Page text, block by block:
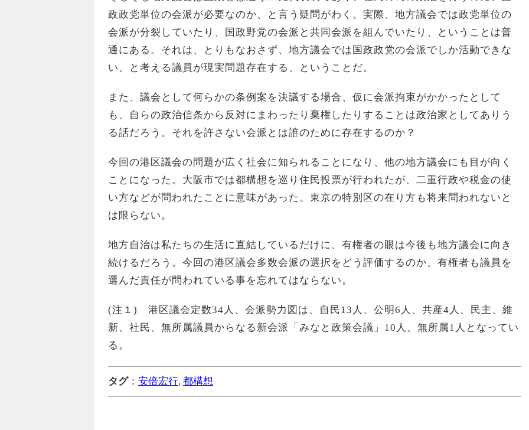
政政党単位の会派が必要なのか、と言う疑問がわく。実際、地方議会では政党単位の
会派が分裂していたり、国政野党の会派と共同会派を組んでいたり、ということは普
通にある。それは、とりもなおさず、地方議会では国政政党の会派でしか活動できな
い、と考える議員が現実問題存在する、ということだ。
また、議会として何らかの条例案を決議する場合、仮に会派拘束がかかったとして
も、自らの政治信条から反対にまわったり棄権したりすることは政治家としてありう
る話だろう。それを許さない会派とは誰のために存在するのか？
今回の港区議会の問題が広く社会に知られることになり、他の地方議会にも目が向く
ことになった。大阪市では都構想を巡り住民投票が行われたが、二重行政や税金の使
い方などが問われたことに意味があった。東京の特別区の在り方も将来問われないと
は限らない。
地方自治は私たちの生活に直結しているだけに、有権者の眼は今後も地方議会に向き
続けるだろう。今回の港区議会多数会派の選択をどう評価するのか、有権者も議員を
選んだ責任が問われている事を忘れてはならない。
(注１ ) 港区議会定数34 人、会派勢力図は、自民13 人、公明6 人、 共産4 人、民主、維
新、社民、無所属議員からなる新会派「 みなと政策会議」 10 人、無所属1 人となってい
る。
タグ： 安倍宏行, 都構想